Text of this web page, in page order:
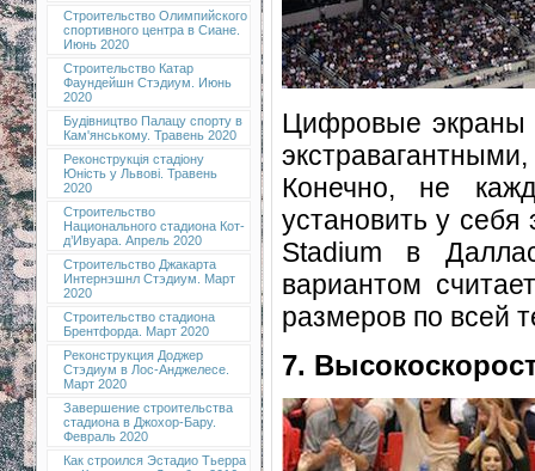
Строительство Олимпийского
спортивного центра в Сиане.
Июнь 2020
Строительство Катар
Фаундейшн Стэдиум. Июнь
2020
Будівництво Палацу спорту в
Кам'янському. Травень 2020
Реконструкція стадіону
Юність у Львові. Травень
2020
Строительство
Национального стадиона Кот-
д’Ивуара. Апрель 2020
Строительство Джакарта
Интернэшнл Стэдиум. Март
2020
Строительство стадиона
Брентфорда. Март 2020
Реконструкция Доджер
Стэдиум в Лос-Анджелесе.
Март 2020
Завершение строительства
стадиона в Джохор-Бару.
Февраль 2020
Как строился Эстадио Тьерра
Цифровые экраны
Конечно, не
установить у
Stadium в
вариантом
размеров по всей
7.